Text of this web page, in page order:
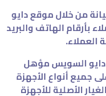
من خلال موقع دايو
بأرقام الهاتف والبريد
العملاء.
دايو السويس مؤهل
جميع أنواع الأجهزة
الأصلية للأجهزة